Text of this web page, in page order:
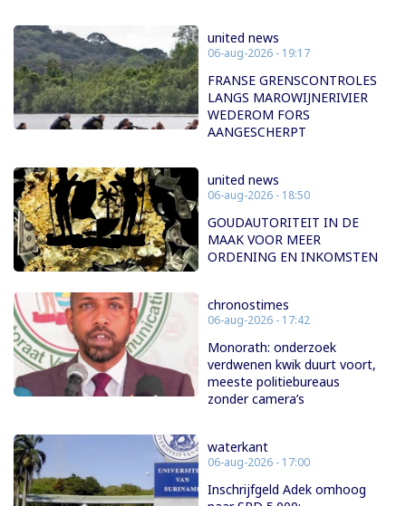
united news
06-aug-2026 - 19:17
FRANSE GRENSCONTROLES
LANGS MAROWIJNERIVIER
WEDEROM FORS
AANGESCHERPT
united news
06-aug-2026 - 18:50
GOUDAUTORITEIT IN DE
MAAK VOOR MEER
ORDENING EN INKOMSTEN
chronostimes
06-aug-2026 - 17:42
Monorath: onderzoek
verdwenen kwik duurt voort,
meeste politiebureaus
zonder camera’s
waterkant
06-aug-2026 - 17:00
Inschrijfgeld Adek omhoog